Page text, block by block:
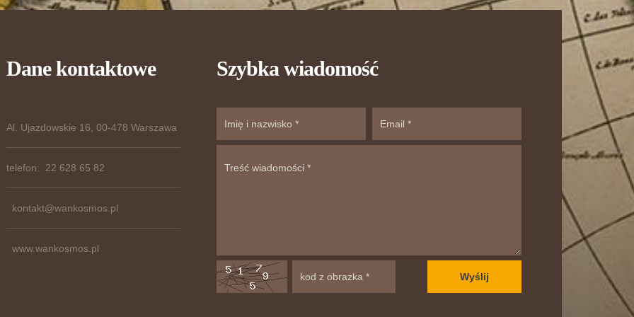
Dane kontaktowe
Al. Ujazdowskie 16, 00-478 Warszawa
telefon: 22 628 65 82
kontakt@wankosmos.pl
www.wankosmos.pl
Szybka wiadomość